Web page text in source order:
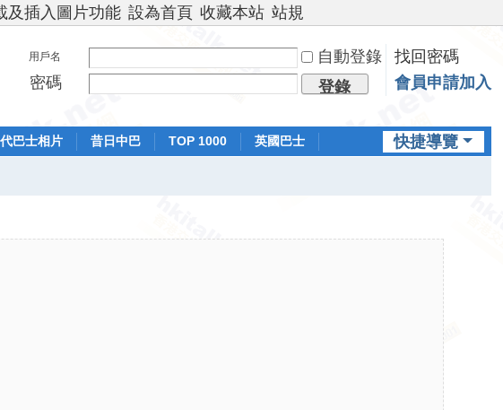
及插入圖片功能 設為首頁 收藏本站 站規
用戶名 自動登錄
找回密碼
密碼
登錄 會員申請加入
快捷導覽
巴士相片 昔日中巴 TOP 1000
英國巴士